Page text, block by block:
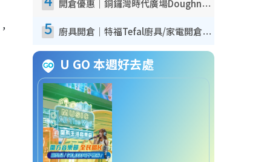
，
開倉優惠｜銅鑼灣時代廣場Doughnut/Campo Marzio開倉低至1折！背囊、書包、手袋劈價$200起
5 廚具開倉｜特福Tefal廚具/家電開倉低至3折！$220起買平底鍋/炒鑊/湯煲！電飯煲/吸塵機/燙斗$418起
U GO 本週好去處